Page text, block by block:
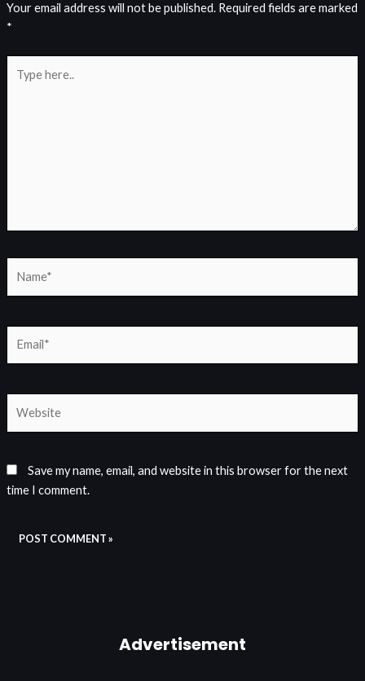
Your email address will not be published. Required fields are marked
*
here..
Save my name, email, and website in this browser for the next
time I comment.
Advertisement